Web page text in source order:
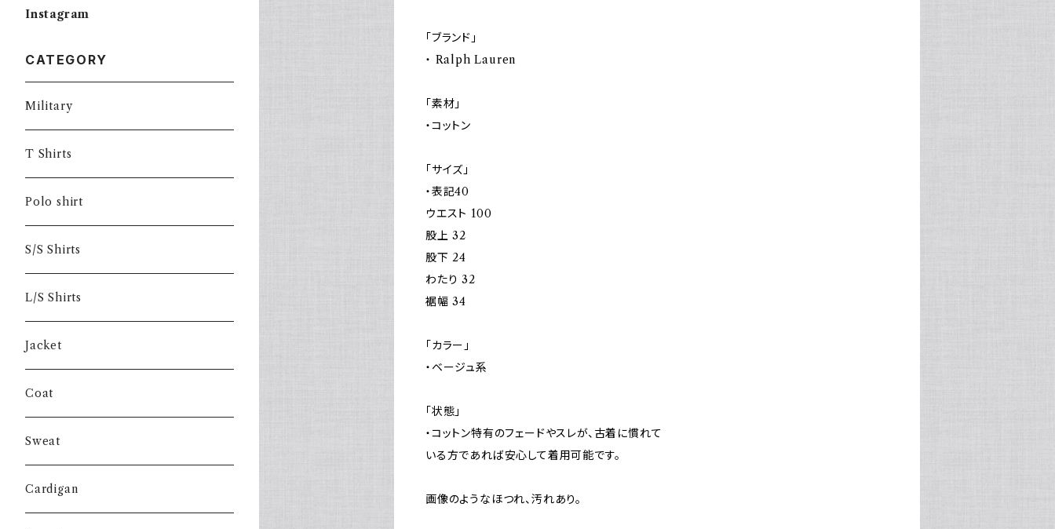
「ブランド」
・ Ralph Lauren
「素材」
・コットン
「サイズ」
・表記40
ウエスト 100
股上 32
股下 24
わたり 32
裾幅 34
「カラー」
・ベージュ系
「状態」
・コットン特有のフェードやスレが、古着に慣れて
いる方であれば安心して着用可能です。
画像のようなほつれ、汚れあり。
Instagram
CATEGORY
Military
T Shirts
Polo shirt
S/S Shirts
L/S Shirts
Jacket
Coat
Sweat
Cardigan